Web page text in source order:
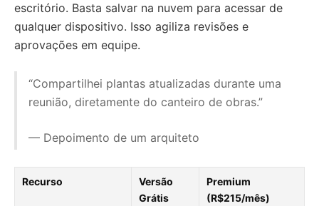
escritório. Basta salvar na nuvem para acessar de
qualquer dispositivo. Isso agiliza revisões e
aprovações em equipe.
“Compartilhei plantas atualizadas durante uma
reunião, diretamente do canteiro de obras.”
— Depoimento de um arquiteto
Recurso
Versão
Grátis
Premium
(R$215/mês)